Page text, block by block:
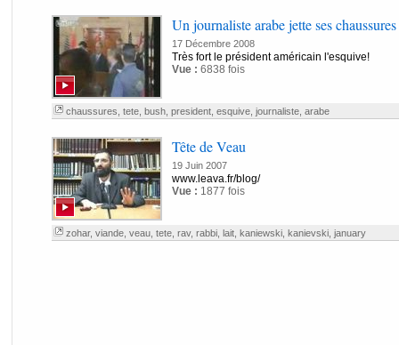
Un journaliste arabe jette ses
17 Décembre 2008
Très fort le président américain l'esquive!
Vue : 6838 fois
chaussures tete, bush, president, esquive, journaliste, arabe
Tête de Veau
19 Juin 2007
www.leava.fr/blog/
Vue : 1877 fois
zohar, viande, veau, tete, rav, rabbi, lait, kaniewski, kanievski, january